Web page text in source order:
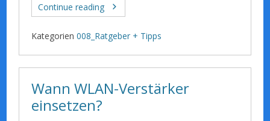
Continue reading
Kategorien 008_Ratgeber + Tipps
Wann WLAN-Verstärker
einsetzen?